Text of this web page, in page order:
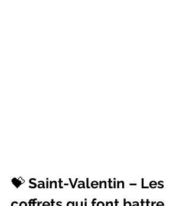
💝 Saint-Valentin – Les